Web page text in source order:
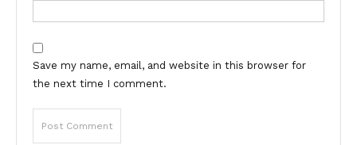
Save my name, email, and website in this browser for
the next time I comment.